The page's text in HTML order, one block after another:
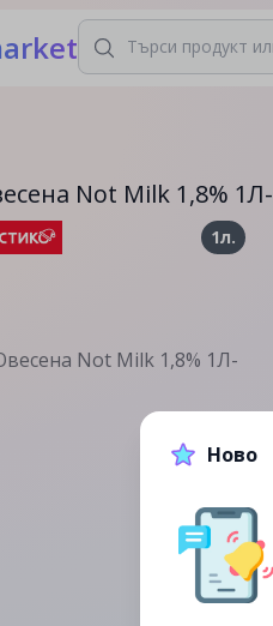
Not Milk 1,8% 1Л-
1л.
Ново